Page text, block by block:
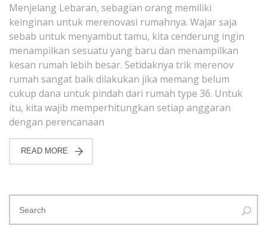
Menjelang Lebaran, sebagian orang memiliki
keinginan untuk merenovasi rumahnya. Wajar saja
sebab untuk menyambut tamu, kita cenderung ingin
menampilkan sesuatu yang baru dan menampilkan
kesan rumah lebih besar. Setidaknya trik merenov
rumah sangat baik dilakukan jika memang belum
cukup dana untuk pindah dari rumah type 36. Untuk
itu, kita wajib memperhitungkan setiap anggaran
dengan perencanaan
READ MORE